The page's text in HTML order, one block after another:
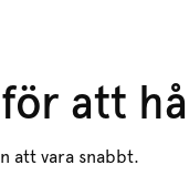
att
att vara snabbt.